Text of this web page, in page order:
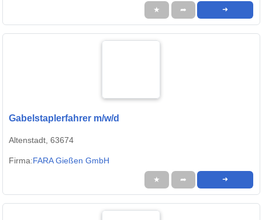
★ ➦ ➜
Gabelstaplerfahrer m/w/d
Altenstadt, 63674
Firma:FARA Gießen GmbH
★ ➦ ➜